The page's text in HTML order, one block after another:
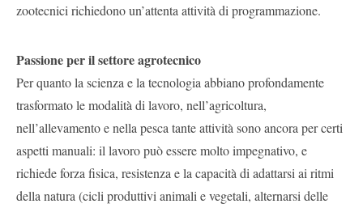
zootecnici richiedono un’attenta attività di programmazione.
Passione per il settore agrotecnico
Per quanto la scienza e la tecnologia abbiano profondamente
trasformato le modalità di lavoro, nell’agricoltura,
nell’allevamento e nella pesca tante attività sono ancora per certi
aspetti manuali: il lavoro può essere molto impegnativo, e
richiede forza fisica, resistenza e la capacità di adattarsi ai ritmi
della natura (cicli produttivi animali e vegetali, alternarsi delle